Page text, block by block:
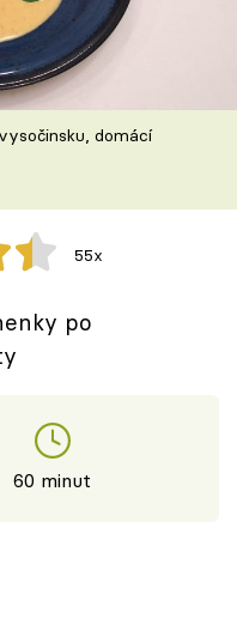
domácí
55x
po
60 minut